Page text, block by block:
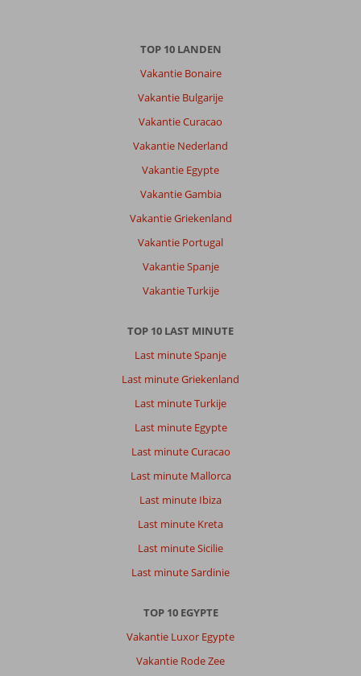
TOP 10 LANDEN
Vakantie Bonaire
Vakantie Bulgarije
Vakantie Curacao
Vakantie Nederland
Vakantie Egypte
Vakantie Gambia
Vakantie Griekenland
Vakantie Portugal
Vakantie Spanje
Vakantie Turkije
TOP 10 LAST MINUTE
Last minute Spanje
Last minute Griekenland
Last minute Turkije
Last minute Egypte
Last minute Curacao
Last minute Mallorca
Last minute Ibiza
Last minute Kreta
Last minute Sicilie
Last minute Sardinie
TOP 10 EGYPTE
Vakantie Luxor Egypte
Vakantie Rode Zee